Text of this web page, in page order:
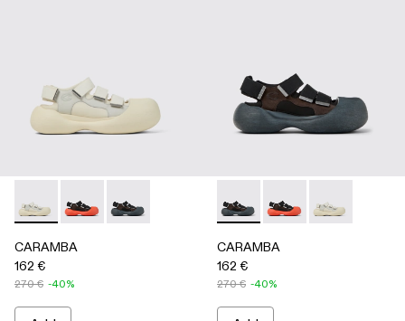
CARAMBA - A500053-004 - WHITE
CARAMBA - A500053-005 - BLACK
CARAMBA - A500053-001 - BLACK
CARAMBA
162 €
270 € -40%
CARAMBA - A500053-001
CARAMBA -CARAMBA -
CARAMBA
162 €
270 € -40%